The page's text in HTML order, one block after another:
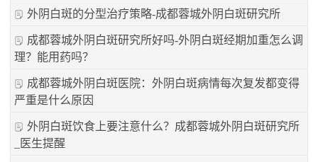
外阴白斑的分型治疗策略-成都蓉城外阴白斑研究所
成都蓉城外阴白斑研究所好吗-外阴白斑经期加重怎么调
理？能用药吗？
成都蓉城外阴白斑医院：外阴白斑病情每次复发都变得
严重是什么原因
外阴白斑饮食上要注意什么？成都蓉城外阴白斑研究所
_医生提醒